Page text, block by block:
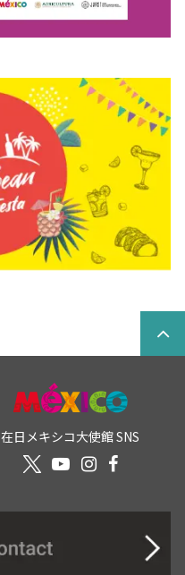
在日メキシコ大使館 SNS